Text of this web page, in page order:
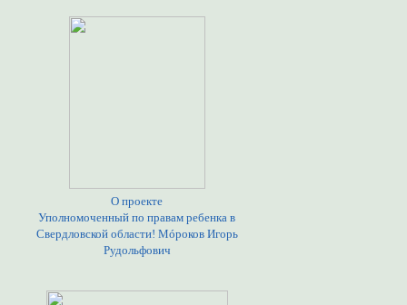
О проекте
Уполномоченный по правам ребенка в
Свердловской области! Мóроков Игорь
Рудольфович